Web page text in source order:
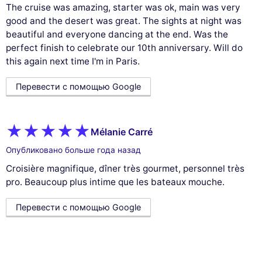
The cruise was amazing, starter was ok, main was very
good and the desert was great. The sights at night was
beautiful and everyone dancing at the end. Was the
perfect finish to celebrate our 10th anniversary. Will do
this again next time I'm in Paris.
Перевести с помощью Google
Mélanie Carré
Опубликовано больше года назад
Croisière magnifique, dîner très gourmet, personnel très
pro. Beaucoup plus intime que les bateaux mouche.
Перевести с помощью Google